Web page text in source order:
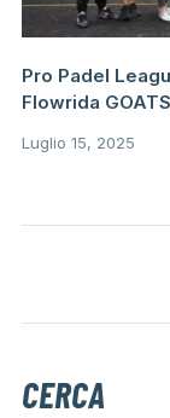
Pro Padel
Flowrida GOATS
Luglio 15, 2025
CERCA